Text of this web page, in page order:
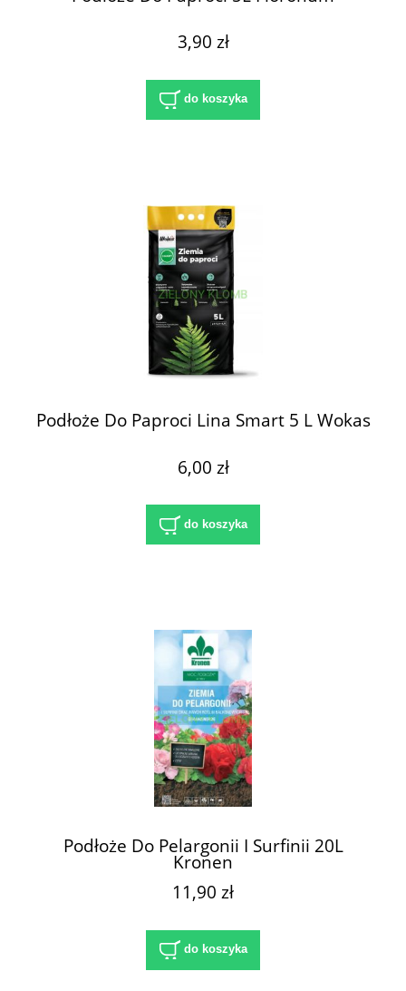
3,90 zł
do koszyka
Podłoże Do Paproci Lina Smart 5 L Wokas
6,00 zł
do koszyka
Podłoże Do Pelargonii I Surfinii 20L
Kronen
11,90 zł
do koszyka